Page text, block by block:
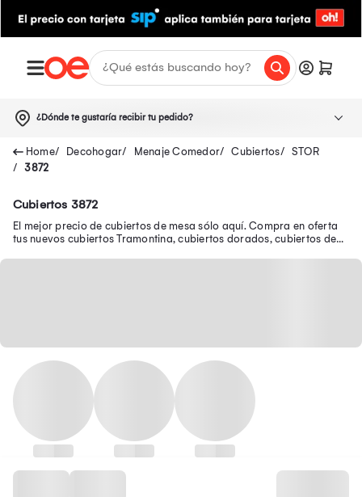
¿Dónde te gustaría recibir tu pedido?
Decohogar Menaje Comedor Cubiertos
STOR
3872
Cubiertos 3872
El mejor precio de cubiertos de mesa sólo aquí. Compra en oferta
tus nuevos cubiertos Tramontina, cubiertos dorados, cubiertos de